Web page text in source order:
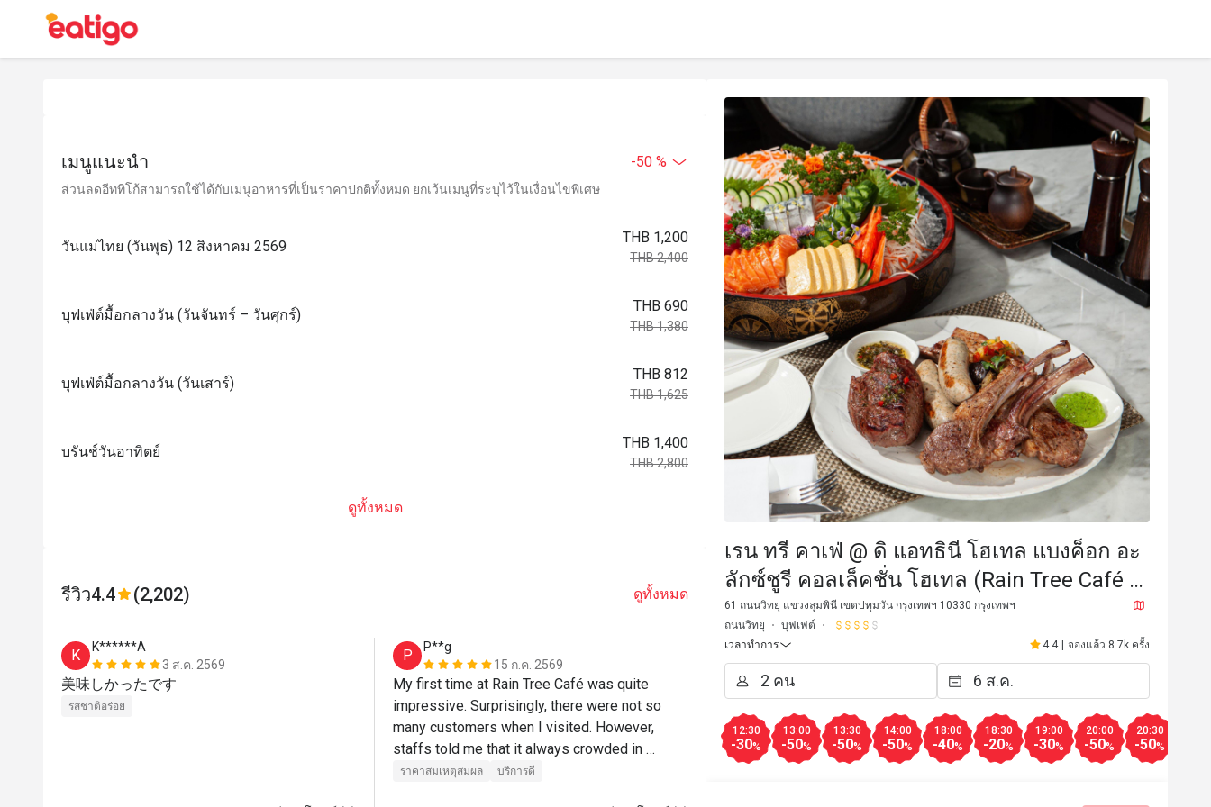
เมนูแนะนำ -50 %
ส่วนลดอีททิโก้สามารถใช้ได้กับเมนูอาหารที่เป็นราคาปกติทั้งหมด ยกเว้นเมนูที่ระบุไว้ในเงื่อนไขพิเศษ
วันแม่ไทย (วันพุธ) 12 สิงหาคม 2569
THB 1,200
THB 2,400
บุฟเฟ่ต์มื้อกลางวัน (วันจันทร์ – วันศุกร์)
THB 690
THB 1,380
บุฟเฟ่ต์มื้อกลางวัน (วันเสาร์)
THB 812
THB 1,625
บรันช์วันอาทิตย์
THB 1,400
THB 2,800
ดูทั้งหมด
รีวิว4.4 (2,202) ดูทั้งหมด
K
K******A
3 ส.ค. 2569
美味しかったです
รสชาติอร่อย
P
P**g
15 ก.ค. 2569
My first time at Rain Tree Café was quite
impressive. Surprisingly, there were not so
many customers when I visited. However,
staffs told me that it always crowded in
Japanese ZENZAI themed Buffet on Thursday
ราคาสมเหตุสมผล บริการดี
a*************u
7 มิ.ย. 2569
Great food, great service, Panida and the rest
บริการดี
v********8
เหมาะกับการเดท
สถานที่สะอ
เรน ทรี คาเฟ่ @ ดิ แอทธินี โฮเทล แบงค็อก อะ
ลักซ์ชูรี คอลเล็คชั่น โฮเทล (Rain Tree Café @
The Athenee Hotel, a Luxury Collection
61 ถนนวิทยุ แขวงลุมพินี เขตปทุมวัน กรุงเทพฯ 10330 กรุงเทพฯ
ถนนวิทยุ
บุฟเฟต์
เวลาทำการ
4.4 จองแล้ว 8.7k ครั้ง
12:30
-30%
13:00
-50%
13:30
-50%
14:00
-50%
18:00
-40%
18:30
-20%
19:00
-30%
20:00
-50%
20:30
-50%